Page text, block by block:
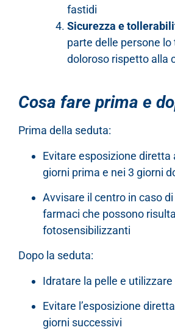
fastidi
Sicurezza e
parte delle persone
doloroso rispetto alla
Cosa fare prima e
Prima della seduta:
Evitare esposizione diretta
giorni prima e nei 3 giorni
Avvisare il centro in caso
farmaci che possono
fotosensibilizzanti
Dopo la seduta:
Idratare la pelle e
Evitare l’esposizione
giorni successivi